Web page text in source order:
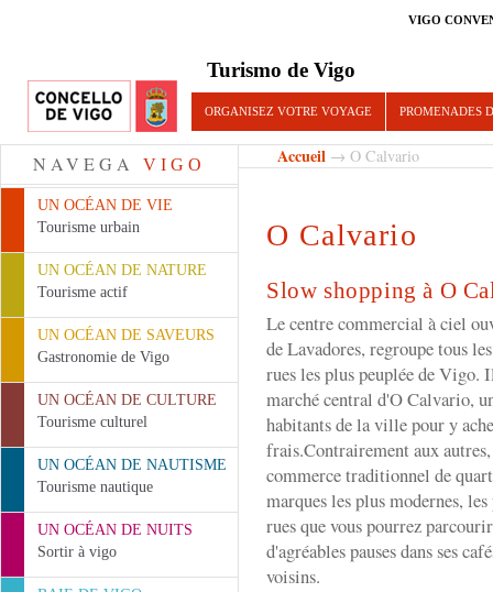
VIGO
Turismo de Vigo
ORGANISEZ VOTRE VOYAGE PROMENADES
NAVEGA VIGO
UN OCÉAN DE VIE
Tourisme urbain
UN OCÉAN DE NATURE
Tourisme actif
UN OCÉAN DE SAVEURS
Gastronomie de Vigo
UN OCÉAN DE CULTURE
Tourisme culturel
UN OCÉAN DE NAUTISME
Tourisme nautique
UN OCÉAN DE NUITS
Sortir à vigo
Accueil → O Calvario
O Calvario
Slow shopping à O
Le centre commercial à ciel
de Lavadores, regroupe tous
rues les plus peuplée de
marché central d'O Calvario,
habitants de la ville pour y
frais.Contrairement aux
commerce traditionnel de
marques les plus modernes,
rues que vous pourrez
d'agréables pauses dans ses
voisins.